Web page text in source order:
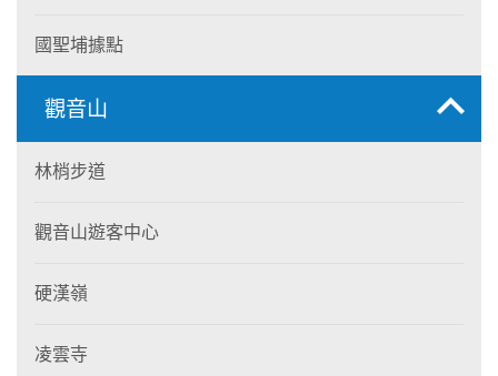
國聖埔據點
觀音山
林梢步道
觀音山遊客中心
硬漢嶺
凌雲寺